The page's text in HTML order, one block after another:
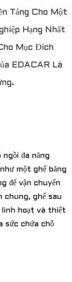
Tảng Cho Một
Hạng Nhất
Mục Đích
EDACAR Là
đa năng
một ghế băng
để vận chuyển
chung, ghế sau
linh hoạt và thiết
sức chứa chỗ